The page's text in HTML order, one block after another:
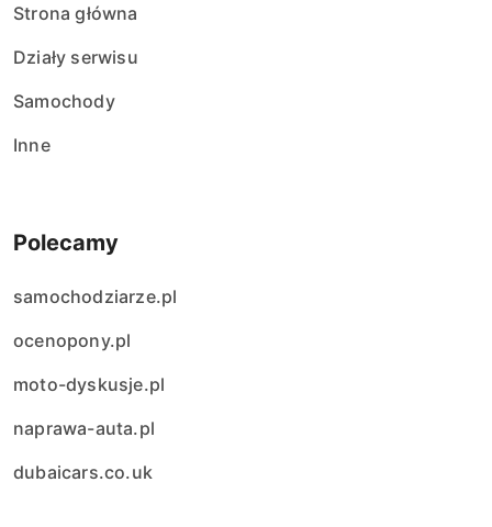
Strona główna
Działy serwisu
Samochody
Inne
Polecamy
samochodziarze.pl
ocenopony.pl
moto-dyskusje.pl
naprawa-auta.pl
dubaicars.co.uk